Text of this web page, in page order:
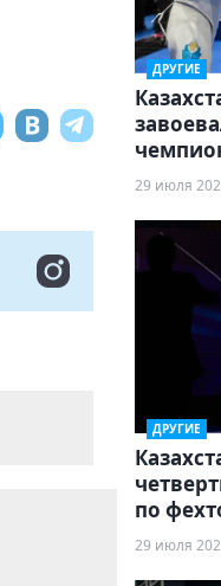
ДРУГИЕ
29 июля
ДРУГИЕ
по
29 июля